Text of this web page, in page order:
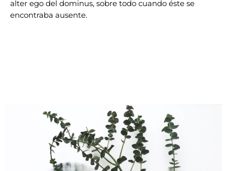
alter ego del dominus, sobre todo cuando éste se
encontraba ausente.